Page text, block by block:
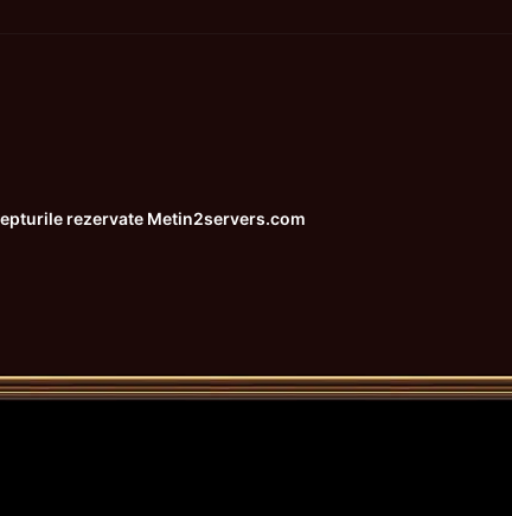
rezervate Metin2servers.com